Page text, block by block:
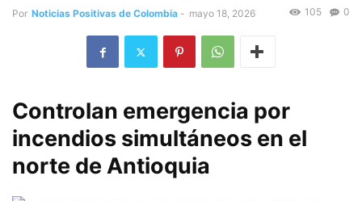
Por Noticias Positivas de Colombia - mayo 18, 2026 0
105
Controlan emergencia por
incendios simultáneos en el
norte de Antioquia